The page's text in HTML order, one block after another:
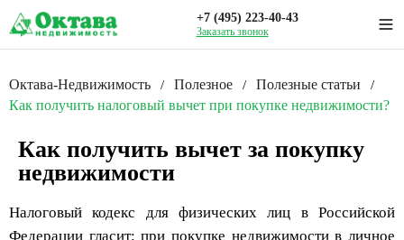
+7 (495) 223-40-43
Заказать звонок
Октава-Недвижимость / Полезное / Полезные статьи /
Как получить налоговый вычет при покупке недвижимости?
Как получить вычет за покупку
недвижимости
Налоговый кодекс для физических лиц в Российской
Федерации гласит: при покупке недвижимости в личное